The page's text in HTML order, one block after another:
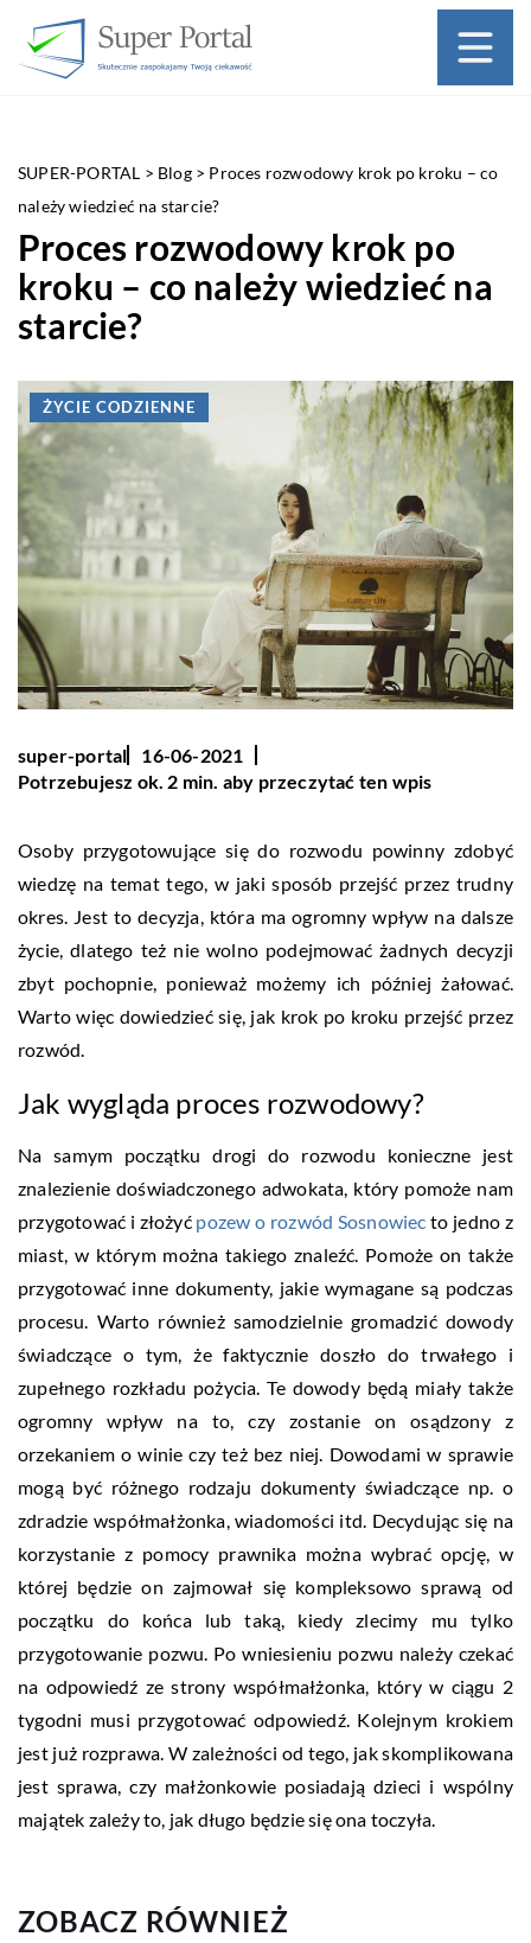
SUPER-PORTAL > Blog> Proces rozwodowy krok po kroku – co
należy wiedzieć na starcie?
Proces rozwodowy krok po
kroku – co należy wiedzieć na
starcie?
ŻYCIE CODZIENNE
super-portal
16-06-2021
Potrzebujesz ok. 2 min. aby przeczytać ten wpis
Osoby przygotowujące się do rozwodu powinny zdobyć
wiedzę na temat tego, w jaki sposób przejść przez trudny
okres. Jest to decyzja, która ma ogromny wpływ na dalsze
życie, dlatego też nie wolno podejmować żadnych decyzji
zbyt pochopnie, ponieważ możemy ich później żałować.
Warto więc dowiedzieć się, jak krok po kroku przejść przez
rozwód.
Jak wygląda proces rozwodowy?
Na samym początku drogi do rozwodu konieczne jest
znalezienie doświadczonego adwokata, który pomoże nam
przygotować i złożyć pozew o rozwód Sosnowiec to jedno z
miast, w którym można takiego znaleźć. Pomoże on także
przygotować inne dokumenty, jakie wymagane są podczas
procesu. Warto również samodzielnie gromadzić dowody
świadczące o tym, że faktycznie doszło do trwałego i
zupełnego rozkładu pożycia. Te dowody będą miały także
ogromny wpływ na to, czy zostanie on osądzony z
orzekaniem o winie czy też bez niej. Dowodami w sprawie
mogą być różnego rodzaju dokumenty świadczące np. o
zdradzie współmałżonka, wiadomości itd. Decydując się na
korzystanie z pomocy prawnika można wybrać opcję, w
której będzie on zajmował się kompleksowo sprawą od
początku do końca lub taką, kiedy zlecimy mu tylko
przygotowanie pozwu. Po wniesieniu pozwu należy czekać
na odpowiedź ze strony współmałżonka, który w ciągu 2
tygodni musi przygotować odpowiedź. Kolejnym krokiem
jest już rozprawa. W zależności od tego, jak skomplikowana
jest sprawa, czy małżonkowie posiadają dzieci i wspólny
majątek zależy to, jak długo będzie się ona toczyła.
ZOBACZ RÓWNIEŻ